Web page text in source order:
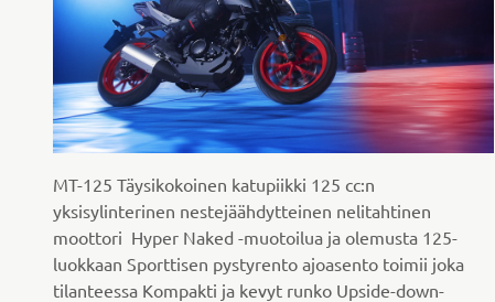
MT-125 Täysikokoinen katupiikki 125 cc:n
yksisylinterinen nestejäähdytteinen nelitahtinen
moottori Hyper Naked -muotoilua ja olemusta 125-
luokkaan Sporttisen pystyrento ajoasento toimii joka
tilanteessa Kompakti ja kevyt runko Upside-down-